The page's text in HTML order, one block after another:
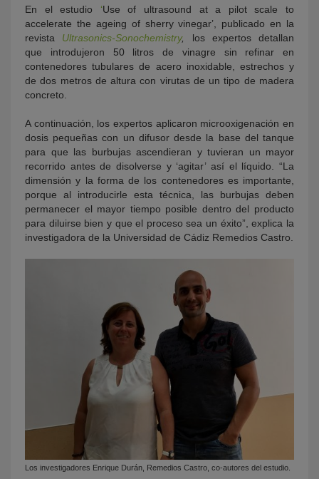
En el estudio ‘Use of ultrasound at a pilot scale to
accelerate the ageing of sherry vinegar’, publicado en la
revista Ultrasonics-Sonochemistry,
los expertos detallan
que introdujeron 50 litros de vinagre sin refinar en
contenedores tubulares de acero inoxidable, estrechos y
de dos metros de altura con virutas de un tipo de madera
concreto.
A continuación, los expertos aplicaron microoxigenación en
dosis pequeñas con un difusor desde la base del tanque
para que las burbujas ascendieran y tuvieran un mayor
recorrido antes de disolverse y ‘agitar’ así el líquido. “La
dimensión y la forma de los contenedores es importante,
porque al introducirle esta técnica , las burbujas deben
permanecer el mayor tiempo posible dentro del producto
para diluirse bien y que el proceso sea un éxito” , explica la
investigadora de la Universidad de Cádiz Remedios Castro.
Los investigadores Enrique Durán, Remedios Castro, co-autores del estudio.